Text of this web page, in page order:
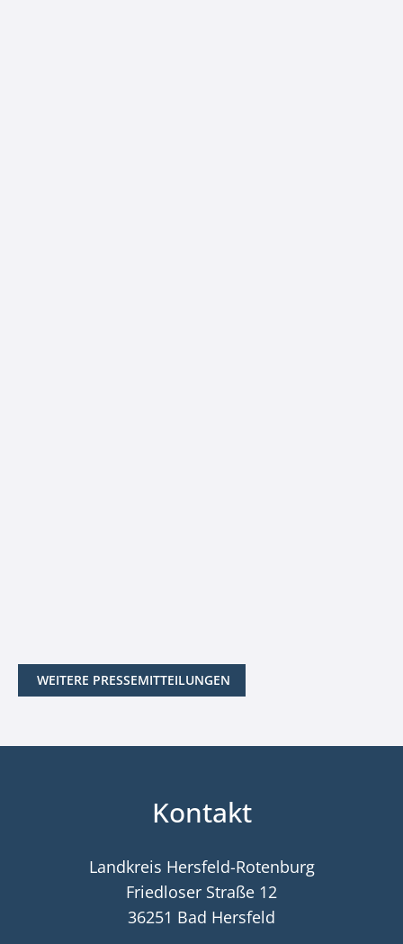
WEITERE PRESSEMITTEILUNGEN
Kontakt
Landkreis Hersfeld-Rotenburg
Friedloser Straße 12
36251 Bad Hersfeld